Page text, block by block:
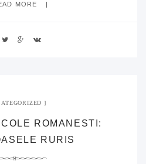
MORE
ROMANESTI:
RURIS